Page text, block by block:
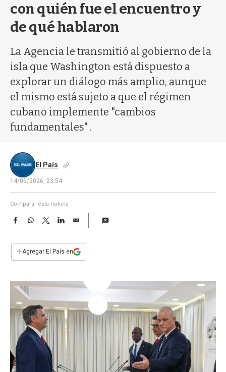
con quién fue el encuentro y
de qué hablaron
La Agencia le transmitió al gobierno de la
isla que Washington está dispuesto a
explorar un diálogo más amplio, aunque
el mismo está sujeto a que el régimen
cubano implemente "cambios
fundamentales" .
El País
14/05/2026, 23:54
Compartir esta noticia
F
e
b
k
W
s
p
T
w
t
L
n
E
i
l
+Agregar El País en